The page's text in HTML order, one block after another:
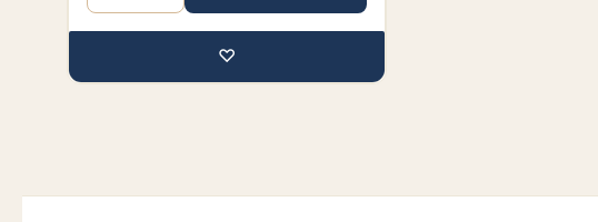
♡